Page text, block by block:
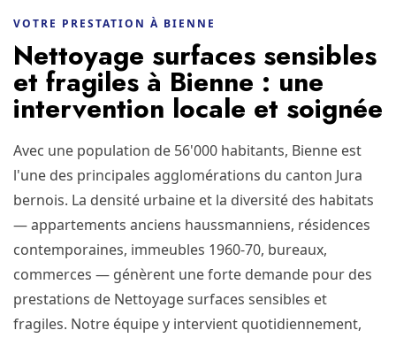
VOTRE PRESTATION À BIENNE
Nettoyage surfaces sensibles
et fragiles à Bienne : une
intervention locale et soignée
Avec une population de 56'000 habitants, Bienne est
l'une des principales agglomérations du canton Jura
bernois. La densité urbaine et la diversité des habitats
— appartements anciens haussmanniens, résidences
contemporaines, immeubles 1960-70, bureaux,
commerces — génèrent une forte demande pour des
prestations de Nettoyage surfaces sensibles et
fragiles. Notre équipe y intervient quotidiennement,